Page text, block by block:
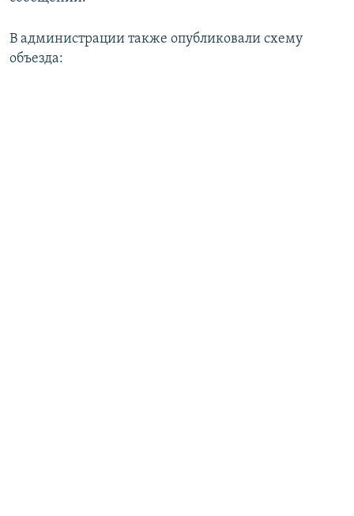
В администрации также опубликовали схему
объезда: